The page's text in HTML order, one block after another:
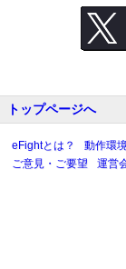
トップページへ
eFightとは？ 動作環
ご意見・ご要望
運営